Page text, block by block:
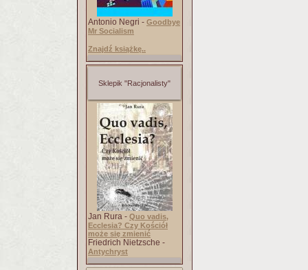
Antonio Negri - Goodbye
Mr Socialism
Znajdź książkę..
Sklepik "Racjonalisty"
Jan Rura - Quo vadis,
Ecclesia? Czy Kościół
może się zmienić
Friedrich Nietzsche -
Antychryst